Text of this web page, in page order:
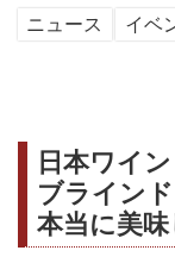
ニュース イベ
日本ワイン
ブライン
本当に美